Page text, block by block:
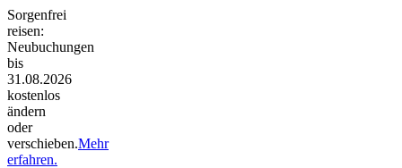
Sorgenfrei
reisen:
Neubuchungen
bis
31.08.2026
kostenlos
ändern
oder
verschieben.Mehr
erfahren.